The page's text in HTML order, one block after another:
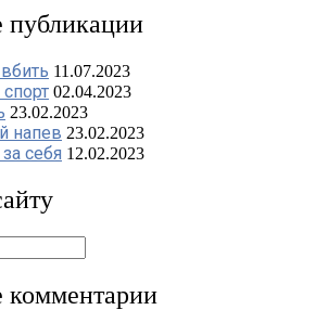
публикации
11.07.2023
02.04.2023
23.02.2023
напев 23.02.2023
себя 12.02.2023
комментарии